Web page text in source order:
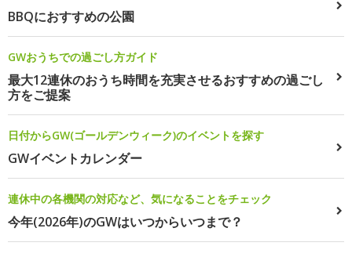
BBQにおすすめの公園
GWおうちでの過ごし方ガイド
最大12連休のおうち時間を充実させるおすすめの過ごし
方をご提案
日付からGW(ゴールデンウィーク)のイベントを探す
GWイベントカレンダー
連休中の各機関の対応など、気になることをチェック
今年(2026年)のGWはいつからいつまで？